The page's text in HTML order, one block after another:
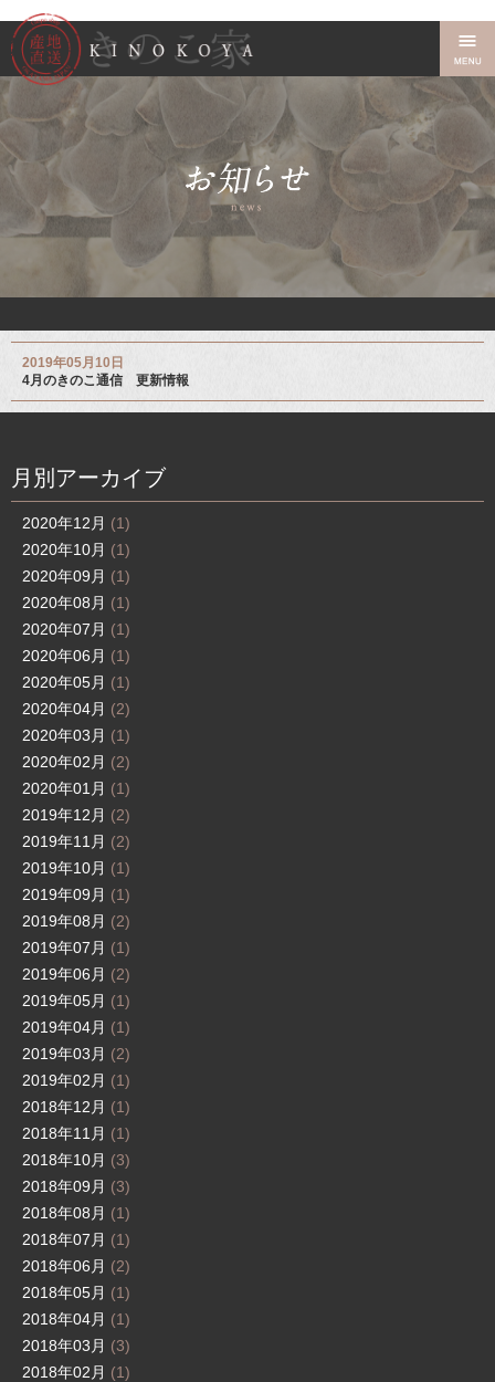
2019年05月10日
4月のきのこ通信 更新情報
月別アーカイブ
2020年12月 (1)
2020年10月 (1)
2020年09月 (1)
2020年08月 (1)
2020年07月 (1)
2020年06月 (1)
2020年05月 (1)
2020年04月 (2)
2020年03月 (1)
2020年02月 (2)
2020年01月 (1)
2019年12月 (2)
2019年11月 (2)
2019年10月 (1)
2019年09月 (1)
2019年08月 (2)
2019年07月 (1)
2019年06月 (2)
2019年05月 (1)
2019年04月 (1)
2019年03月 (2)
2019年02月 (1)
2018年12月 (1)
2018年11月 (1)
2018年10月 (3)
2018年09月 (3)
2018年08月 (1)
2018年07月 (1)
2018年06月 (2)
2018年05月 (1)
2018年04月 (1)
2018年03月 (3)
2018年02月 (1)